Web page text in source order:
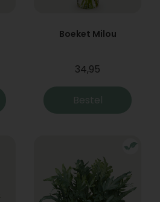
Boeket Milou
34,95
Bestel